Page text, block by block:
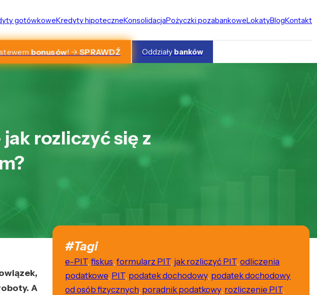
gotówkoweKredyty hipoteczneKonsolidacjaPożyczki pozabankoweLokatyBlogKontakt
bonusów! -> SPRAWDŹ Oddziały banków
rozliczyć się z
A
#Tagi
e-PIT,fiskus,formularz PIT, jak rozliczyć PIT,odliczenia
podatkowe, PIT, podatek dochodowy, podatek dochodowy
od osób fizycznych, poradnik podatkowy, rozliczenie PIT,